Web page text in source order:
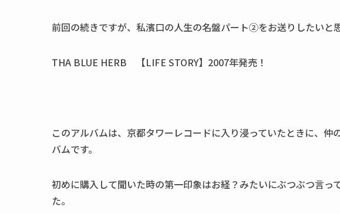
前回の続きですが、私濱口の人生の名盤パート②をお送りしたいと思
THA BLUE HERB 【LIFE STORY】2007年発売！
このアルバムは、京都タワーレコードに入り浸っていたときに、
バムです。
初めに購入して聞いた時の第一印象はお経？みたいにぶつぶつ言っ
た。